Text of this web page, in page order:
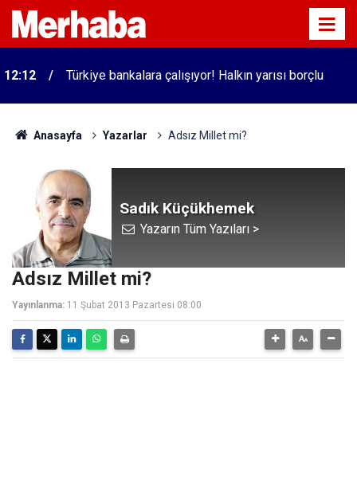
12:12 Türkiye bankalara çalışıyor! Halkın yarısı borçlu
Anasayfa Yazarlar Adsız Millet mi?
Sadık Küçükhemek
Yazarın Tüm Yazıları >
Adsız Millet mi?
Yayınlanma: 11 Şubat 2013 Pazartesi 08:00